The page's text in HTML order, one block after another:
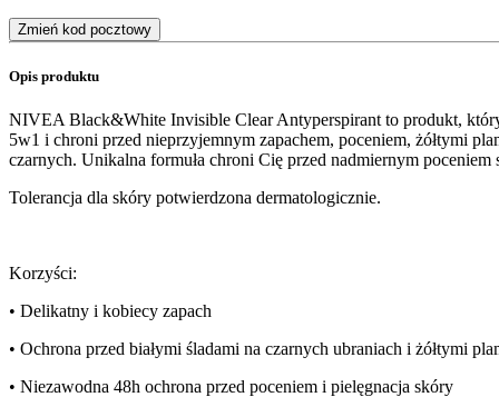
Zmień kod pocztowy
Opis produktu
NIVEA Black&White Invisible Clear Antyperspirant to produkt,
5w1 i chroni przed nieprzyjemnym zapachem, poceniem, żółtymi
czarnych. Unikalna formuła chroni Cię przed nadmiernym
Tolerancja dla skóry potwierdzona dermatologicznie.
Korzyści:
• Delikatny i kobiecy zapach
• Ochrona przed białymi śladami na czarnych ubraniach i żółtymi
• Niezawodna 48h ochrona przed poceniem i pielęgnacja skóry